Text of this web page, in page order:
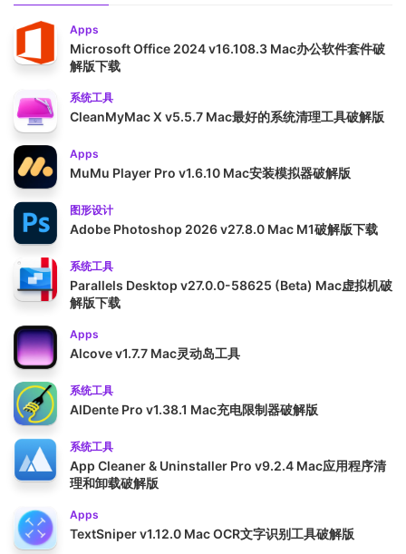
Apps
Microsoft Office 2024 v16.108.3 Mac办公软件套件破
解版下载
系统工具
CleanMyMac X v5.5.7 Mac最好的系统清理工具破解版
Apps
MuMu Player Pro v1.6.10 Mac安装模拟器破解版
图形设计
Adobe Photoshop 2026 v27.8.0 Mac M1破解版下载
系统工具
Parallels Desktop v27.0.0-58625 (Beta) Mac虚拟机破
解版下载
Apps
Alcove v1.7.7 Mac灵动岛工具
系统工具
AlDente Pro v1.38.1 Mac充电限制器破解版
系统工具
App Cleaner & Uninstaller Pro v9.2.4 Mac应用程序清
理和卸载破解版
Apps
TextSniper v1.12.0 Mac OCR文字识别工具破解版